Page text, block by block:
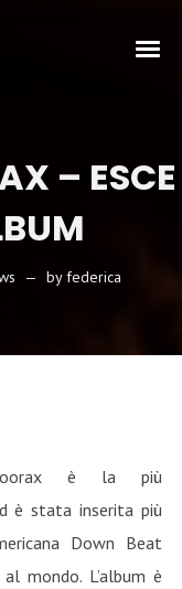
– ESCE
byfederica
è la più
è stata inserita più
Down Beat
mondo. L’album è